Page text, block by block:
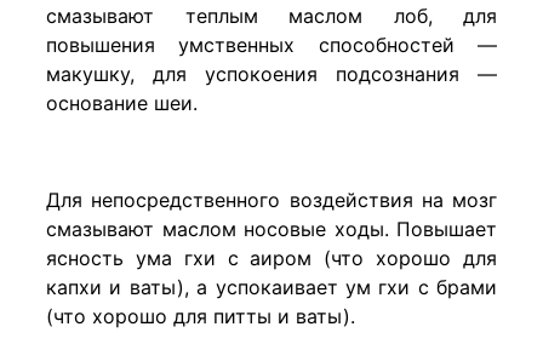
смазывают теплым маслом лоб, для
повышения умственных способностей —
макушку, для успокоения подсознания —
основание шеи.
Для непосредственного воздействия на мозг
смазывают маслом носовые ходы. Повышает
ясность ума гхи с аиром (что хорошо для
капхи и ваты), а успокаивает ум гхи с брами
(что хорошо для питты и ваты).